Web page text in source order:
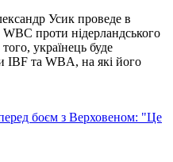
Усик проведе в
проти нідерландського
українець буде
IBF та WBA, на які його
боєм з Верховеном: "Це